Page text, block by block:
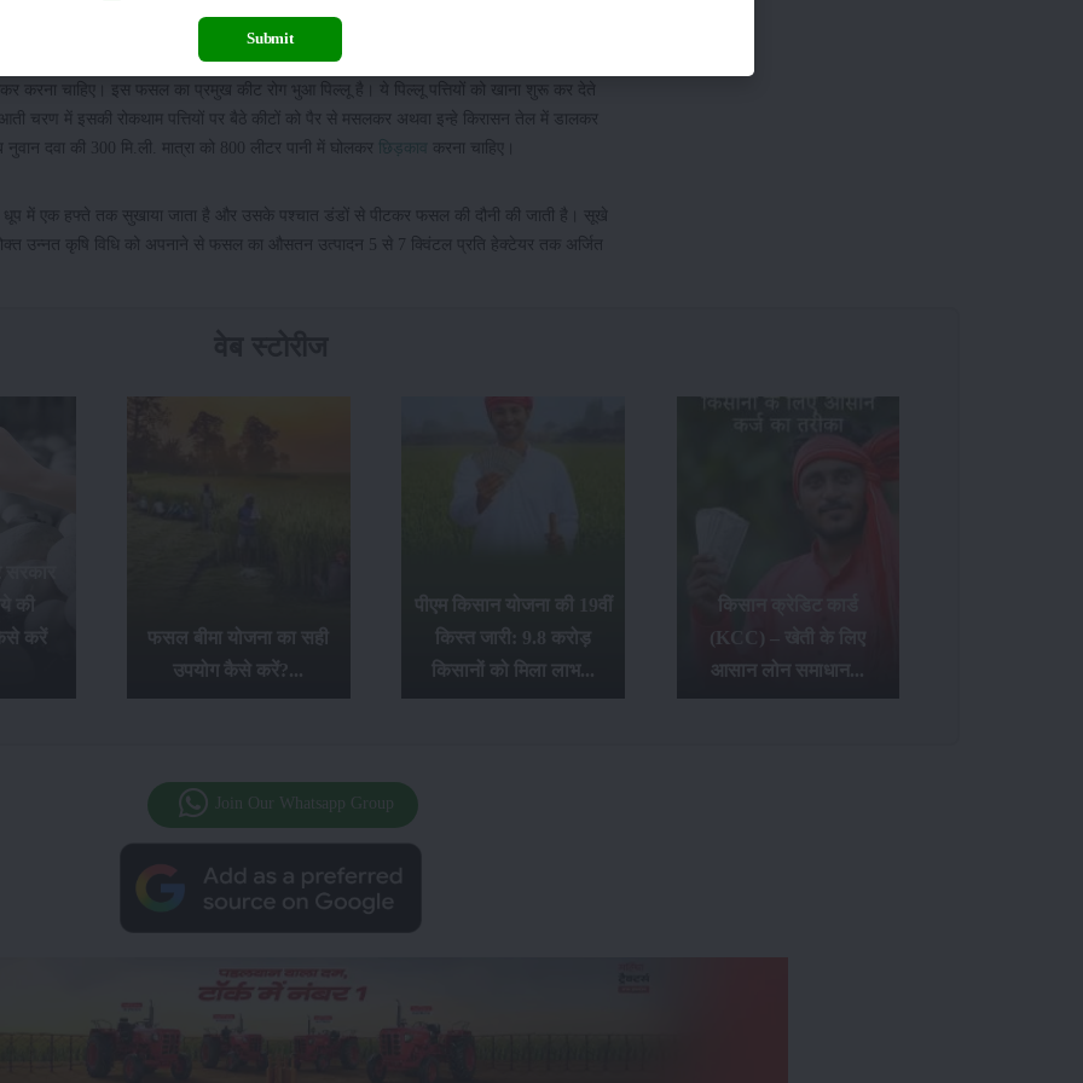
होती है। कभी-कभी यह पाउडरी मिल्डयू से आक्रांत होता है, जिसके नियंत्रण के लिए अलोसाल
करना चाहिए। इस फसल का प्रमुख कीट रोग भुआ पिल्लू है। ये पिल्लू पत्तियों को खाना शुरू कर देते
चरण में इसकी रोकथाम पत्तियों पर बैठे कीटों को पैर से मसलकर अथवा इन्हे किरासन तेल में डालकर
दवा की 300 मि.ली. मात्रा को 800 लीटर पानी में घोलकर छिड़काव करना चाहिए।
में एक हफ्ते तक सुखाया जाता है और उसके पश्चात डंडों से पीटकर फसल की दौनी की जाती है। सूखे
उन्नत कृषि विधि को अपनाने से फसल का औसतन उत्पादन 5 से 7 क्विंटल प्रति हेक्टेयर तक अर्जित
की
करें
फसल बीमा योजना का सही
उपयोग कैसे करें?...
पीएम किसान योजना की 19वीं
किस्त जारी: 9.8 करोड़
किसानों को मिला लाभ...
किसान क्रेडिट कार्ड
(KCC) – खेती के लिए
आसान लोन समाधान...
Join Our Whatsapp Group
Submit